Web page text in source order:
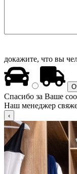
докажите, что вы
Спасибо за Ваше
Наш менеджер